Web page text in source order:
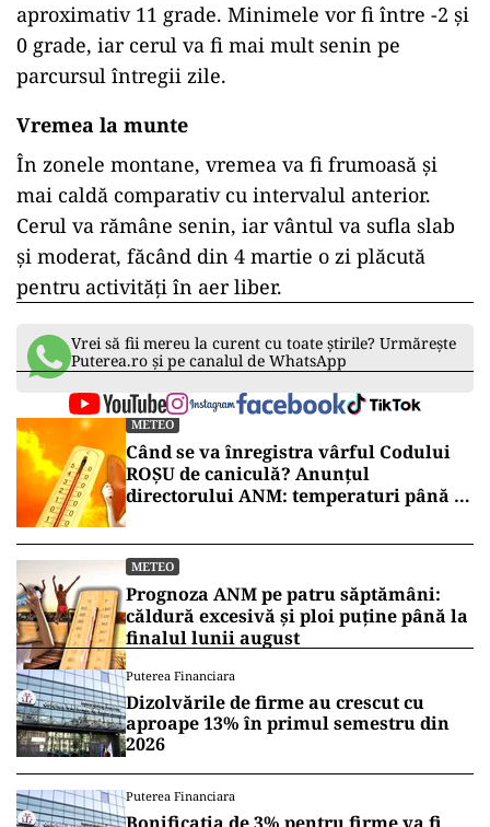
aproximativ 11 grade. Minimele vor fi între -2 și
0 grade, iar cerul va fi mai mult senin pe
parcursul întregii zile.
Vremea la munte
În zonele montane, vremea va fi frumoasă și
mai caldă comparativ cu intervalul anterior.
Cerul va rămâne senin, iar vântul va sufla slab
și moderat, făcând din 4 martie o zi plăcută
pentru activități în aer liber.
Vrei să fii mereu la curent cu toate știrile? Urmărește
Puterea.ro și pe canalul de WhatsApp
METEO
Când se va înregistra vârful Codului
ROȘU de caniculă? Anunțul
directorului ANM: temperaturi până la
METEO
Prognoza ANM pe patru săptămâni:
căldură excesivă și ploi puține până la
finalul lunii august
Puterea Financiara
Dizolvările de firme au crescut cu
aproape 13% în primul semestru din
2026
Puterea Financiara